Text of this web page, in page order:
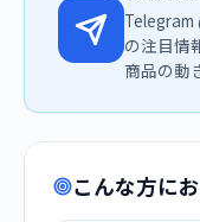
Telegram
の注目情
商品の動
こんな方に